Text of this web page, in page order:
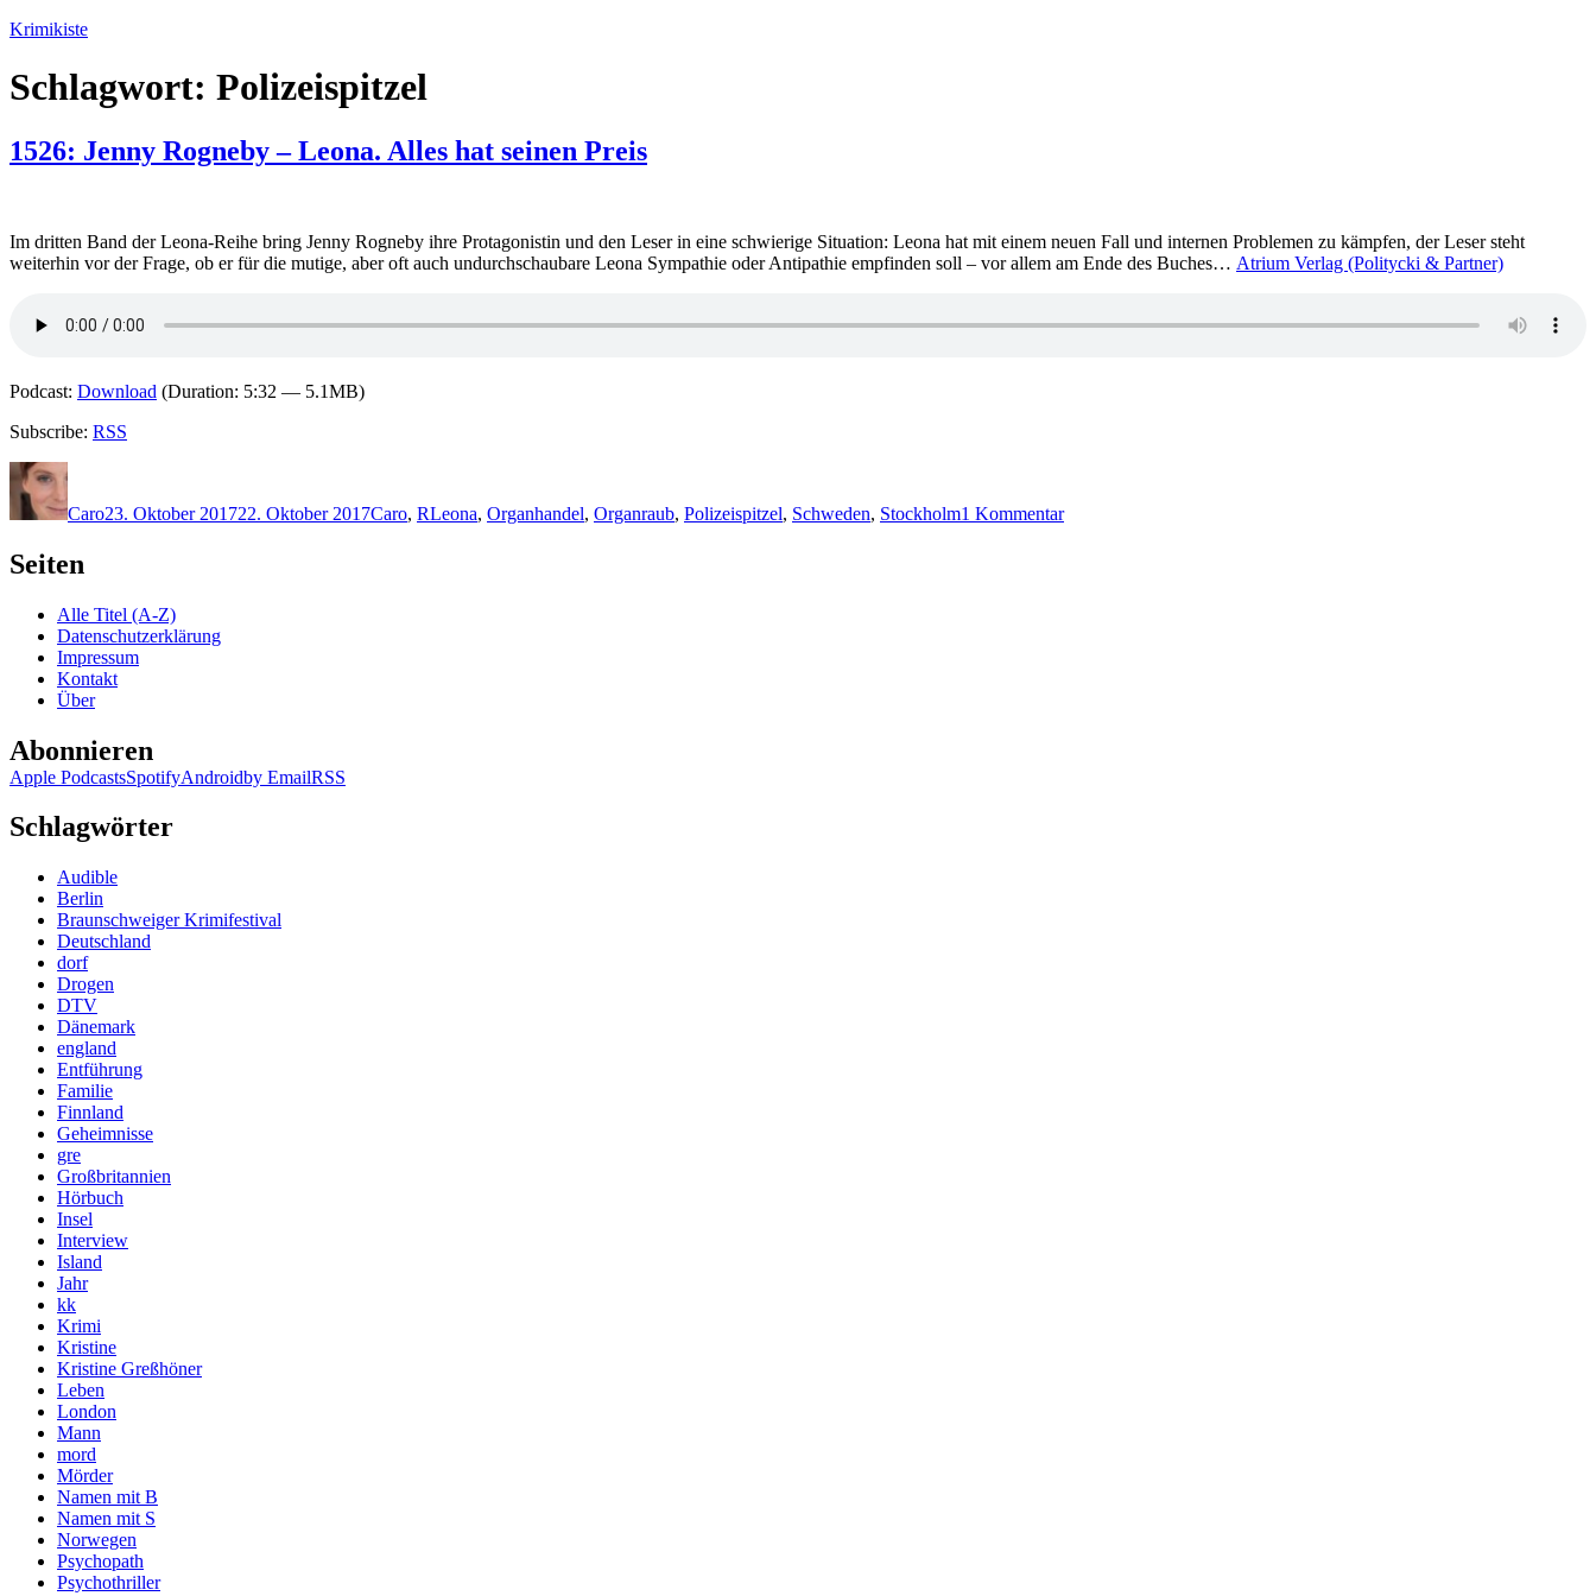
Zum
springen
Krimikiste
Schlagwort: Polizeispitzel
1526: Jenny Rogneby – Leona. Alles hat seinen Preis
Im dritten Band der Leona-Reihe bring Jenny Rogneby ihre Protagonistin und den Leser in eine schwierige Situation: Leona hat mit einem neuen Fall und internen Problemen zu kämpfen, der Leser steht
weiterhin vor der Frage, ob er für die mutige, aber oft auch undurchschaubare Leona Sympathie oder Antipathie empfinden soll – vor allem am Ende des Buches… Atrium Verlag (Politycki & Partner)
Podcast: Download (Duration: 5:32 — 5.1MB)
Subscribe: RSS
Autor
Caro23. Oktober 201722. Oktober 2017Caro, RLeona, Organhandel, Organraub, Polizeispitzel, Schweden, Stockholm1 KommentarJenny
Seiten
Alle Titel (A-Z)
Datenschutzerklärung
Impressum
Kontakt
Über
Abonnieren
Apple PodcastsSpotifyAndroidby EmailRSS
Schlagwörter
Audible
Berlin
Braunschweiger Krimifestival
Deutschland
dorf
Drogen
DTV
Dänemark
england
Entführung
Familie
Finnland
Geheimnisse
gre
Großbritannien
Hörbuch
Insel
Interview
Island
Jahr
kk
Krimi
Kristine
Kristine Greßhöner
Leben
London
Mann
mord
Mörder
Namen mit B
Namen mit S
Norwegen
Psychopath
Psychothriller